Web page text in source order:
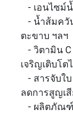
- เอนไซม์
- น้ำส้มควั
ตะขาบ ฯลฯ
- วิตามิน
เจริญเติบโต
- สารจับใบ
ลดการสูญเ
- ผลิตภัณ